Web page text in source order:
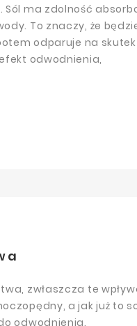
Sól ma zdolność
To znaczy, że
odparuje na
odwodnienia,
zwłaszcza te
a jak już to
odwodnienia.